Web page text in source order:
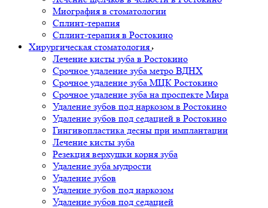
Миография в стоматологии
Сплинт-терапия
Сплинт-терапия в Ростокино
Хирургическая стоматология
Лечение кисты зуба в Ростокино
Срочное удаление зуба метро ВДНХ
Срочное удаление зуба МЦК Ростокино
Срочное удаление зуба на проспекте Мира
Удаление зубов под наркозом в Ростокино
Удаление зубов под седацией в Ростокино
Гингивопластика десны при имплантации
Лечение кисты зуба
Резекция верхушки корня зуба
Удаление зуба мудрости
Удаление зубов
Удаление зубов под наркозом
Удаление зубов под седацией